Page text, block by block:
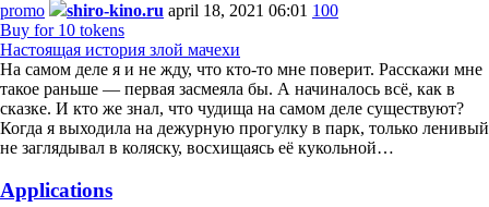
promo shiro-kino.ru april 18, 2021 06:01 100
Buy for 10 tokens
Настоящая история злой мачехи
На самом деле я и не жду, что кто-то мне поверит. Расскажи мне
такое раньше — первая засмеяла бы. А начиналось всё, как в
сказке. И кто же знал, что чудища на самом деле существуют?
Когда я выходила на дежурную прогулку в парк, только ленивый
не заглядывал в коляску, восхищаясь её кукольной…
Applications